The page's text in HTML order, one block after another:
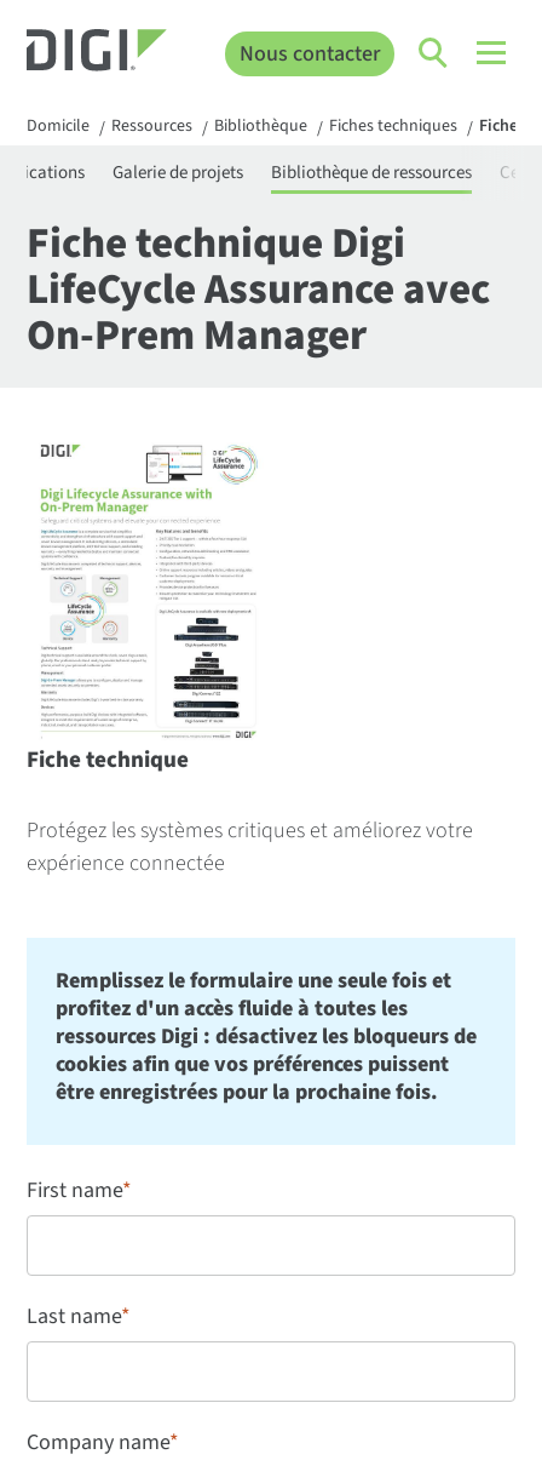
Nous contacter
Domicile / Ressources / Bibliothèque / Fiches techniques / Fiche
Galerie de projets Bibliothèque de ressources
Fiche technique Digi
LifeCycle Assurance avec
On-Prem Manager
Protégez les systèmes critiques et améliorez votre
expérience connectée
Remplissez le formulaire une seule fois et
profitez d'un accès fluide à toutes les
ressources Digi : désactivez les bloqueurs de
cookies afin que vos préférences puissent
être enregistrées pour la prochaine fois.
First name*
Last name*
Company name*
Fiche technique